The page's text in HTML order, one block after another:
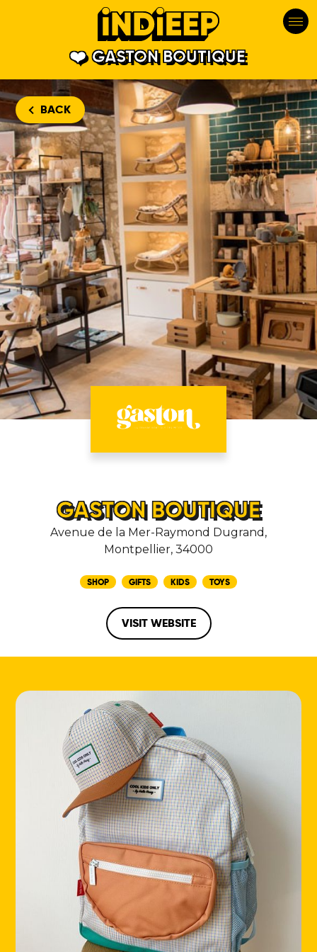
GASTON BOUTIQUE
BACK
GASTON BOUTIQUE
Avenue de la Mer-Raymond Dugrand,
Montpellier, 34000
SHOP GIFTS KIDS TOYS
VISIT WEBSITE